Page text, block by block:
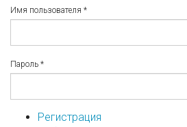
Имя пользователя *
Пароль *
Регистрация